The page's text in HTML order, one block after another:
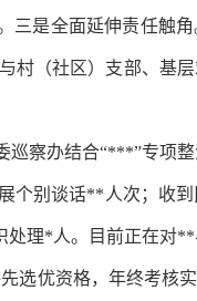
是全面延伸责任触角
村（社区）支部、基
巡察办结合“***”专项
个别谈话**人次；收
理*人。目前正在对
选优资格，年终考核